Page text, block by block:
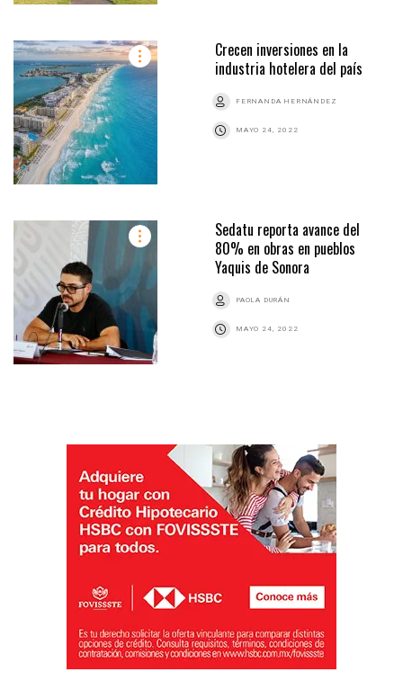
Crecen inversiones en la
industria hotelera del país
FERNANDA HERNÁNDEZ
MAYO 24, 2022
Sedatu reporta avance del
80% en obras en pueblos
Yaquis de Sonora
PAOLA DURÁN
MAYO 24, 2022